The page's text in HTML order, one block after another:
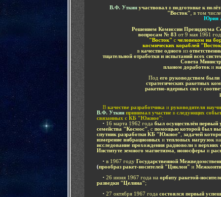
В.Ф. Уткин участвовал в подготовке к
"Восток" , в том
Юрия
Решением Комиссии Президиума
вопросам № 83 от 9 мая 1961
"Восток" с человеком на
космических кораблей
в качестве одного из
тщательной отработки и испытаний всех
Совета
планом доработок и
Под его руководством были
стратегических ракетных
ракетно-ядерных сил с
В качестве разработчика и руководителя
В.Ф. Уткин принимал участие в следующих
связанных с КБ "Южное":
• 16 марта 1962 года был осуществлён первый
семейства "Космос" , с помощью которой был
спутник разработки КБ "Южное"
задачей
измерение вибрационных и тепловых нагрузок
исследование прохождения радиоволн в верхних
Институте земного магнетизма
ионосферы и
• в 1967 году Государственной
(прообраз ракет-носителей "Циклон" и
• 26 июня 1967 года на орбиту ракетой-
разведки "Целина";
• 27 октября 1967 года состоялся первый